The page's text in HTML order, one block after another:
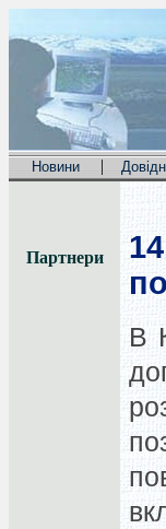
Новини |
Партнери
В